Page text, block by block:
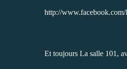
http://www.facebook.com/
Et toujours La salle 101,